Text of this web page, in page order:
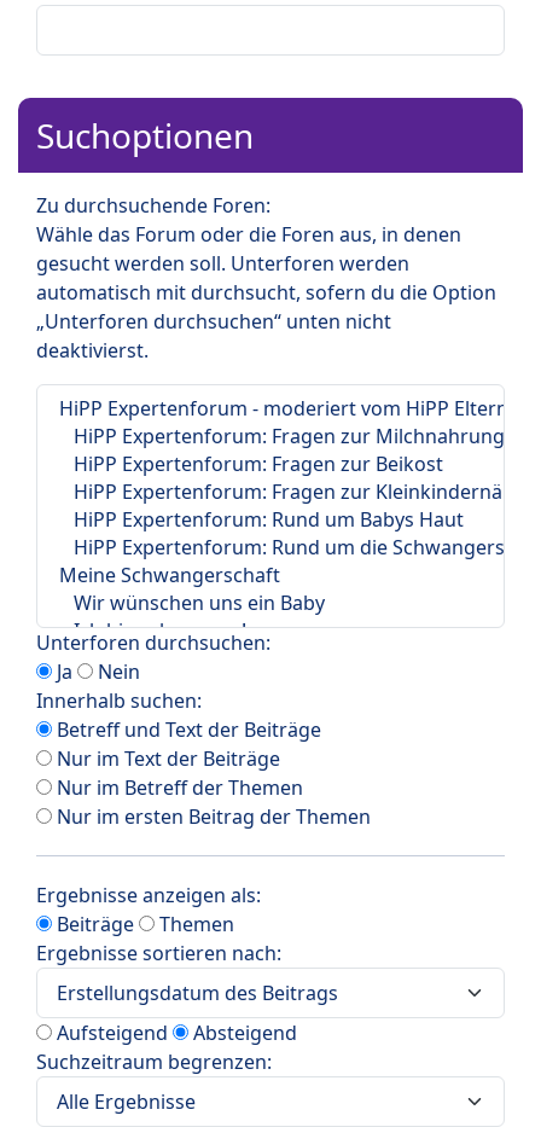
Suchoptionen
Zu durchsuchende Foren:
Wähle das Forum oder die Foren aus, in denen
gesucht werden soll. Unterforen werden
automatisch mit durchsucht, sofern du die Option
„Unterforen durchsuchen“ unten nicht
deaktivierst.
Unterforen durchsuchen:
Ja
Nein
Innerhalb suchen:
Betreff und Text der Beiträge
Nur im Text der Beiträge
Nur im Betreff der Themen
Nur im ersten Beitrag der Themen
Ergebnisse anzeigen als:
Beiträge
Themen
Ergebnisse sortieren nach:
Aufsteigend
Absteigend
Suchzeitraum begrenzen: